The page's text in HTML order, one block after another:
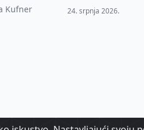
Kufner 24. srpnja 2026.